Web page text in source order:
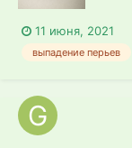
11 июня, 2021
выпадение перьев